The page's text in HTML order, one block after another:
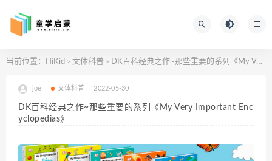
当前位置： HiKid > 文体科普 > DK百科经典之作~那些重要的系列《My Very Important Encyclopedias》
joe 文体科普 2022-05-30
DK百科经典之作~那些重要的系列《My Very Important Enc
yclopedias》